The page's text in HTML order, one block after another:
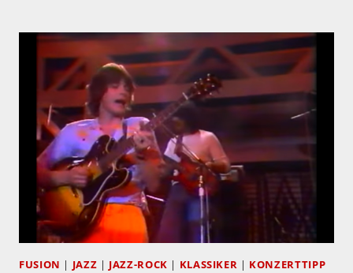
DER
ALL
STAR
BAND
IN
CONCERT!
FUSION | JAZZ | JAZZ-ROCK | KLASSIKER | KONZERTTIPP